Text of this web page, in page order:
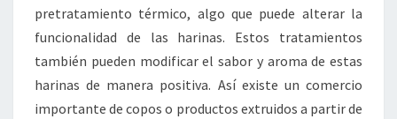
pretratamiento térmico, algo que puede alterar la
funcionalidad de las harinas. Estos tratamientos
también pueden modificar el sabor y aroma de estas
harinas de manera positiva. Así existe un comercio
importante de copos o productos extruidos a partir de